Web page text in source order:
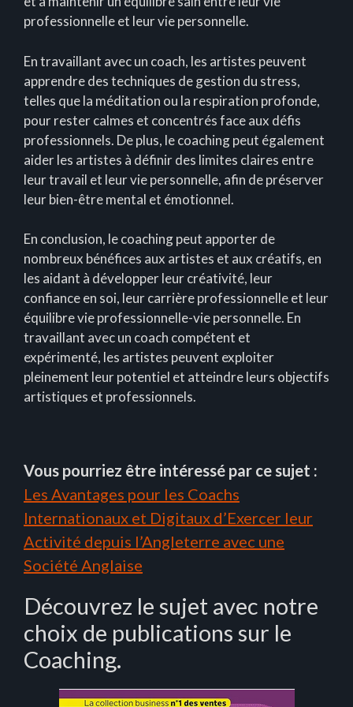
professionnelle et leur vie personnelle.
En travaillant avec un coach, les artistes peuvent
apprendre des techniques de gestion du stress,
telles que la méditation ou la respiration profonde,
pour rester calmes et concentrés face aux défis
professionnels. De plus, le coaching peut également
aider les artistes à définir des limites claires entre
leur travail et leur vie personnelle, afin de préserver
leur bien-être mental et émotionnel.
En conclusion, le coaching peut apporter de
nombreux bénéfices aux artistes et aux créatifs, en
les aidant à développer leur créativité, leur
confiance en soi, leur carrière professionnelle et leur
équilibre vie professionnelle-vie personnelle. En
travaillant avec un coach compétent et
expérimenté, les artistes peuvent exploiter
pleinement leur potentiel et atteindre leurs objectifs
artistiques et professionnels.
Vous pourriez être intéressé par ce sujet :
Les Avantages pour les Coachs
Internationaux et Digitaux d’Exercer leur
Activité depuis l’Angleterre avec une
Société Anglaise
Découvrez le sujet avec notre
choix de publications sur le
Coaching.